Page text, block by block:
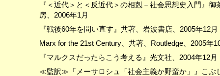
『＜近代＞と＜反近代＞の相剋－社会思想史入門』御
房、2006年1月
『戦後60年を問い直す』共著、岩波書店、2005年12月
Marx for the 21st Century、共著、Routledge、2005年
『マルクスだったらこう考える』光文社、2004年12月
≪監訳≫『メーサロシュ「社会主義か野蛮か」』こぶ